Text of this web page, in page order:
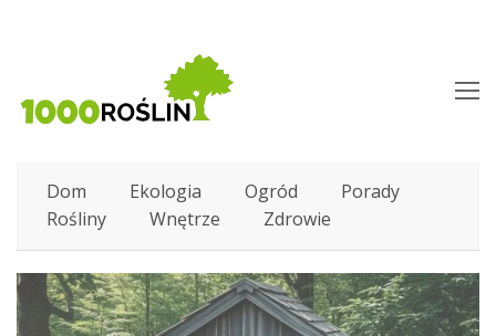
Dom Ekologia Ogród
Porady
Rośliny
Wnętrze Zdrowie